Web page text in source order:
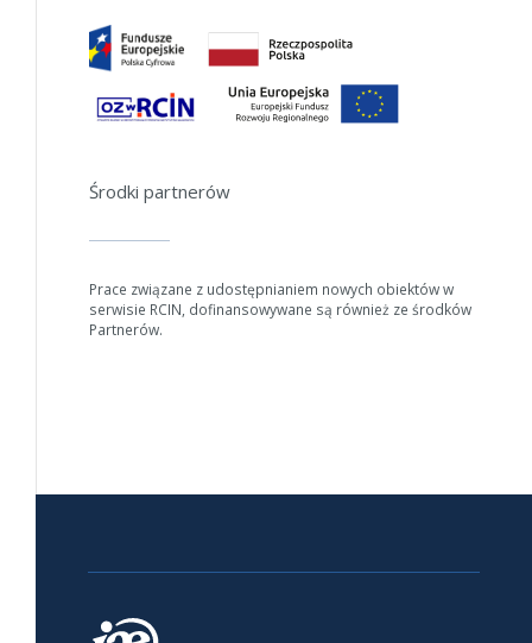
Jeśli generowanie trwa zbyt długo można ograniczyć dane np.
zmniejszając zakres lat.
Anuluj
Środki partnerów
Prace związane z udostępnianiem nowych obiektów w
serwisie RCIN, dofinansowywane są również ze środków
Partnerów.